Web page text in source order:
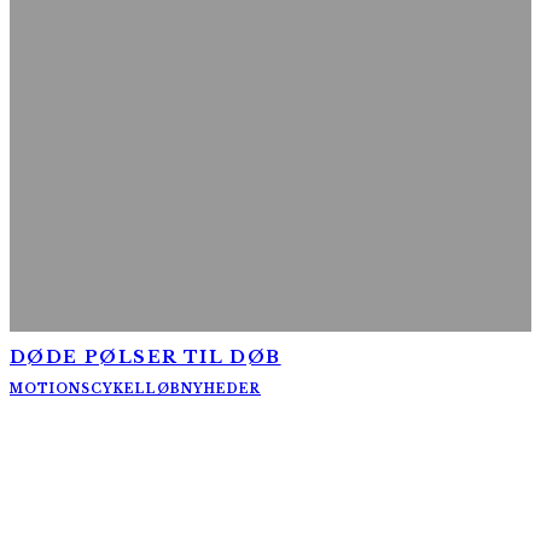
DØDE PØLSER TIL DØB
MOTIONSCYKELLØBNYHEDER